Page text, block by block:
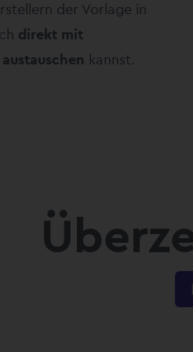
der Vorlage in
direkt mit
kannst.